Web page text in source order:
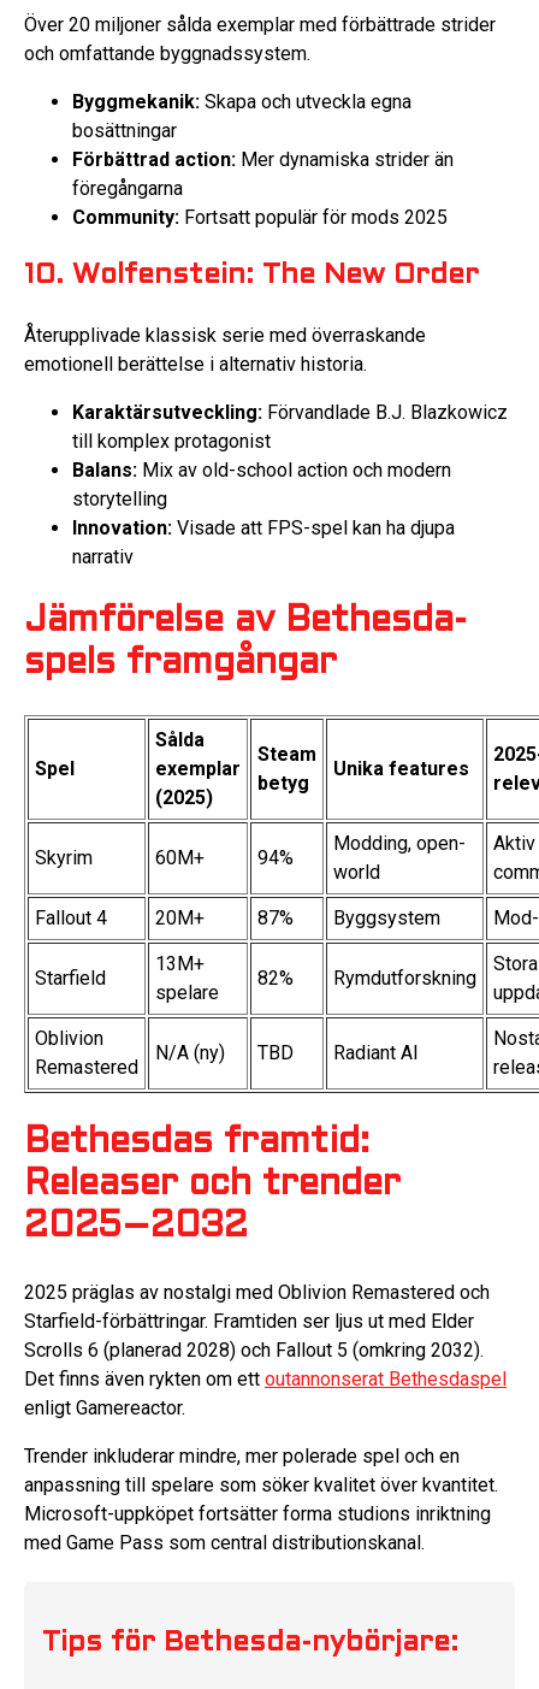
Över 20 miljoner sålda exemplar med förbättrade strider
och omfattande byggnadssystem.
Byggmekanik: Skapa och utveckla egna
bosättningar
Förbättrad action: Mer dynamiska strider än
föregångarna
Community: Fortsatt populär för mods 2025
10. Wolfenstein: The New Order
Återupplivade klassisk serie med överraskande
emotionell berättelse i alternativ historia.
Karaktärsutveckling: Förvandlade B.J. Blazkowicz
till komplex protagonist
Balans: Mix av old-school action och modern
storytelling
Innovation: Visade att FPS-spel kan ha djupa
narrativ
Jämförelse av Bethesda-
spels framgångar
Spel
Sålda
exemplar
(2025)
Steam
betyg
Unika features
Skyrim 60M+ 94%
Modding, open-
world
Aktiv
Fallout 4
20M+ 87% Byggsystem
Starfield
13M+
spelare
82% Rymdutforskning
Stora
Oblivion
Remastered
N/A (ny) TBD Radiant AI
Bethesdas framtid:
Releaser och trender
2025–2032
2025 präglas av nostalgi med Oblivion Remastered och
Starfield-förbättringar. Framtiden ser ljus ut med Elder
Scrolls 6 (planerad 2028) och Fallout 5 (omkring 2032).
Det finns även rykten om ett outannonserat Bethesdaspel
enligt Gamereactor.
Trender inkluderar mindre, mer polerade spel och en
anpassning till spelare som söker kvalitet över kvantitet.
Microsoft-uppköpet fortsätter forma studions inriktning
med Game Pass som central distributionskanal.
Tips för Bethesda-nybörjare: